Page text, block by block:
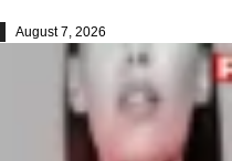
August 7, 2026